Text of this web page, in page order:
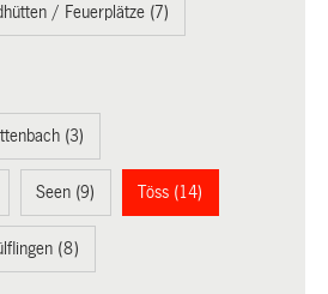
/ Feuerplätze (7)
(3)
Seen (9) Töss (14)
(8)